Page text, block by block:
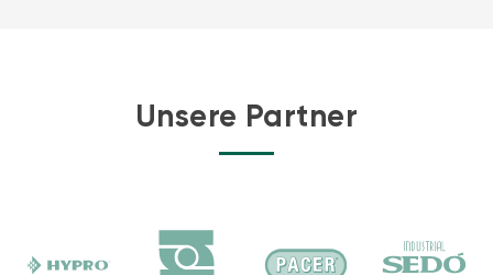
Unsere Partner